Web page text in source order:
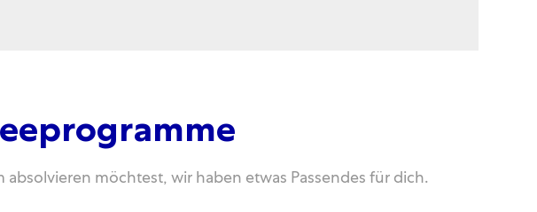
möchtest, wir haben etwas Passendes für dich.